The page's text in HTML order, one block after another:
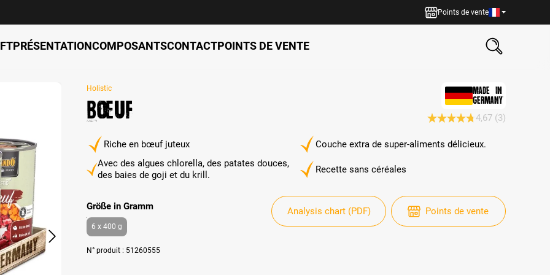
Points de vente
PRÉSENTATIONCOMPOSANTSCONTACTPOINTS DE VENTE
Holistic
Bœuf
MADE IN
GERMANY
4,67 (3)
Riche en bœuf juteux
Couche extra de super-aliments délicieux.
Avec des algues chlorella, des patates douces,
des baies de goji et du krill.
Recette sans céréales
Größe in Grammauswählen
6 x 400 g
N° produit : 51260555
Analysis chart (PDF) Points de vente